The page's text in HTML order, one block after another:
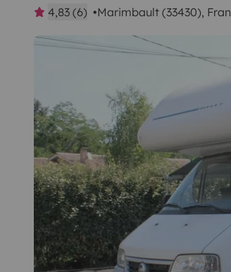
4,83 (6) Marimbault (33430),